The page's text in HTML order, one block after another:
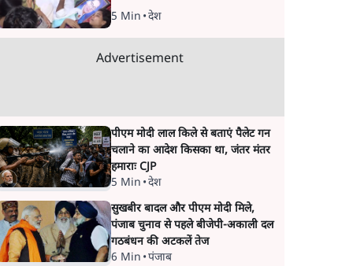
5 Min •देश
Advertisement
पीएम मोदी लाल किले से बताएं पैलेट गन
चलाने का आदेश किसका था, जंतर मंतर
हमाराः CJP
5 Min •देश
सुखबीर बादल और पीएम मोदी मिले,
पंजाब चुनाव से पहले बीजेपी-अकाली दल
गठबंधन की अटकलें तेज
6 Min •पंजाब